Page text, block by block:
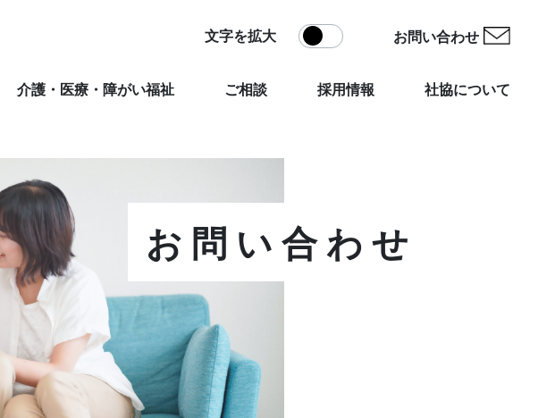
文字を拡大 お問い合わせ
介護・医療・障がい福祉 ご相談 採用情報 社協について
お問い合わせ